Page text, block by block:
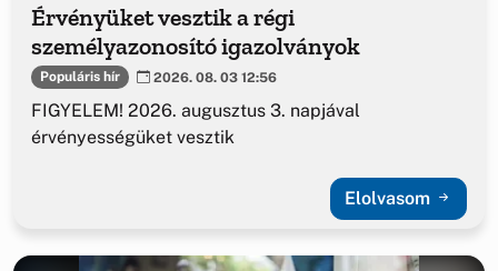
Érvényüket vesztik a régi
személyazonosító igazolványok
Populáris hír 2026. 08. 03 12:56
FIGYELEM! 2026. augusztus 3. napjával
érvényességüket vesztik
Elolvasom